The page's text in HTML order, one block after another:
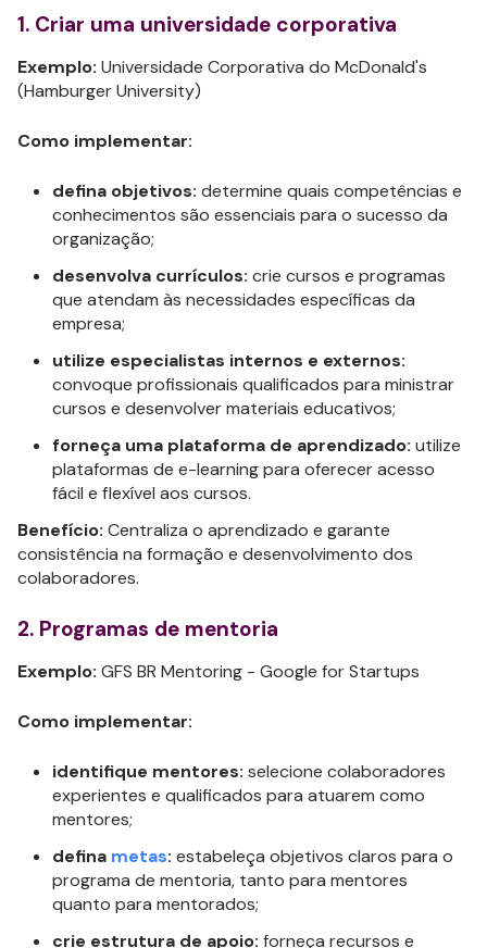
1. Criar uma universidade corporativa
Exemplo: Universidade Corporativa do McDonald's
(Hamburger University)
Como implementar:
defina objetivos: determine quais competências e
conhecimentos são essenciais para o sucesso da
organização;
desenvolva currículos: crie cursos e programas
que atendam às necessidades específicas da
empresa;
utilize especialistas internos e externos:
convoque profissionais qualificados para ministrar
cursos e desenvolver materiais educativos;
forneça uma plataforma de aprendizado: utilize
plataformas de e-learning para oferecer acesso
fácil e flexível aos cursos.
Benefício: Centraliza o aprendizado e garante
consistência na formação e desenvolvimento dos
colaboradores.
2. Programas de mentoria
Exemplo: GFS BR Mentoring - Google for Startups
Como implementar:
identifique mentores: selecione colaboradores
experientes e qualificados para atuarem como
mentores;
defina metas: estabeleça objetivos claros para o
programa de mentoria, tanto para mentores
quanto para mentorados;
crie estrutura de apoio: forneça recursos e